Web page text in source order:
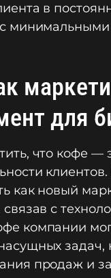
в
для
что кофе —
как новый
с
компании
задач,
продаж и